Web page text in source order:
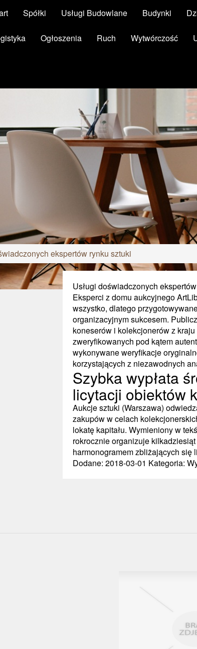
Spółki Usługi Budowlane Budynki
Ogłoszenia Ruch Wytwórczość
ekspertów rynku sztuki
Usługi doświadczonych
Eksperci z domu aukcyjnego
wszystko, dlatego
organizacyjnym sukcesem.
koneserów i kolekcjonerów z
zweryfikowanych pod kątem
wykonywane weryfikacje
korzystających z niezawodnych
Szybka wypłata
licytacji obiektów
Aukcje sztuki (Warszawa)
zakupów w celach
lokatę kapitału. Wymieniony w
rokrocznie organizuje
harmonogramem zbliżających się
Dodane: 2018-03-01 Kategoria: